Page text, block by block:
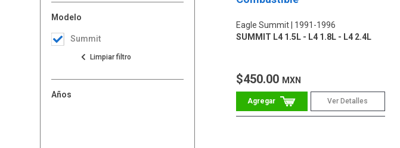
Modelo
Summit
Años
Eagle Summit
1991-1996
SUMMIT L4 1.5L - L4 1.8L - L4 2.4L
$450.00 MXN
Ver Detalles